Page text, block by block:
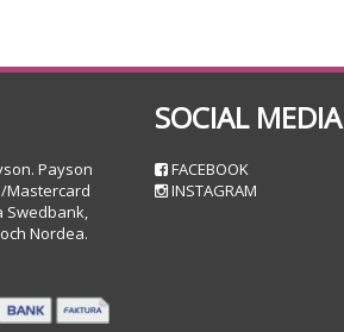
Payson
Mastercard
Swedbank,
Nordea.
SOCIAL MEDIA
FACEBOOK
INSTAGRAM